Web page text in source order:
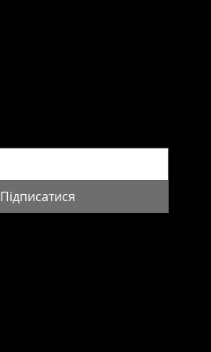
Підписатися